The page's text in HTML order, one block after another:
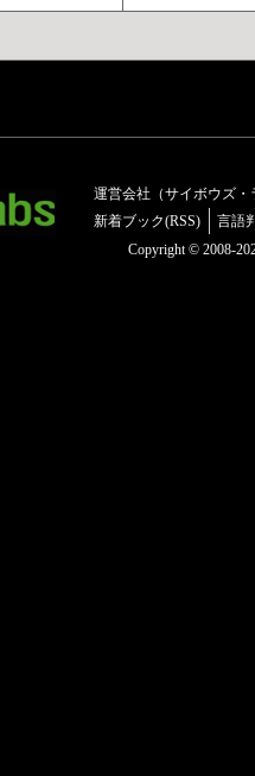
運営会社（サイボウズ・
新着ブック(RSS)
言語
Copyright © 2008-